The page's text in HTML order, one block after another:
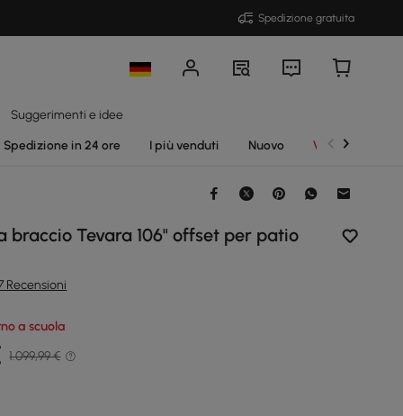
Spedizione gratuita
Suggerimenti e idee
Spedizione in 24 ore I più venduti Nuovo Vendite
braccio Tevara 106" offset per patio
Recensioni
a scuola
1.099,99 €